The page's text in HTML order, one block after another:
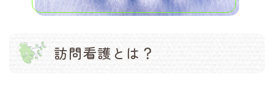
訪問看護とは？